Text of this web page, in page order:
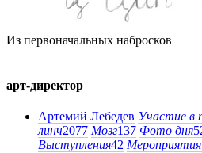
Из первоначальных набросков
арт-директор
Артемий Лебедев Участие в
линч2077 Мозг137 Фото дня
Выступления42 Мероприятия